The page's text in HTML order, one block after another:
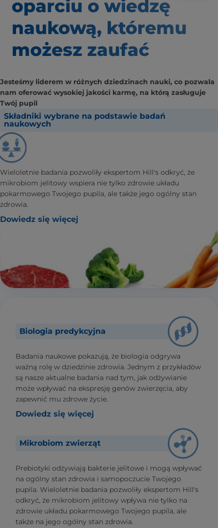
oparciu o wiedzę
naukową, któremu
możesz zaufać
Jesteśmy liderem w różnych dziedzinach nauki, co pozwala
nam oferować wysokiej jakości karmę, na którą zasługuje
Twój pupil
Składniki wybrane na podstawie badań
naukowych
Wieloletnie badania pozwoliły ekspertom Hill's odkryć, że
mikrobiom jelitowy wspiera nie tylko zdrowie układu
pokarmowego Twojego pupila, ale także jego ogólny stan
zdrowia.
Dowiedz się więcej
Biologia predykcyjna
Badania naukowe pokazują, że biologia odgrywa
ważną rolę w dziedzinie zdrowia. Jednym z przykładów
są nasze aktualne badania nad tym, jak odżywianie
może wpływać na ekspresję genów zwierzęcia, aby
zapewnić mu zdrowe życie.
Dowiedz się więcej
Mikrobiom zwierząt
Prebiotyki odżywiają bakterie jelitowe i mogą wpływać
na ogólny stan zdrowia i samopoczucie Twojego
pupila. Wieloletnie badania pozwoliły ekspertom Hill's
odkryć, że mikrobiom jelitowy wpływa nie tylko na
zdrowie układu pokarmowego Twojego pupila, ale
także na jego ogólny stan zdrowia.